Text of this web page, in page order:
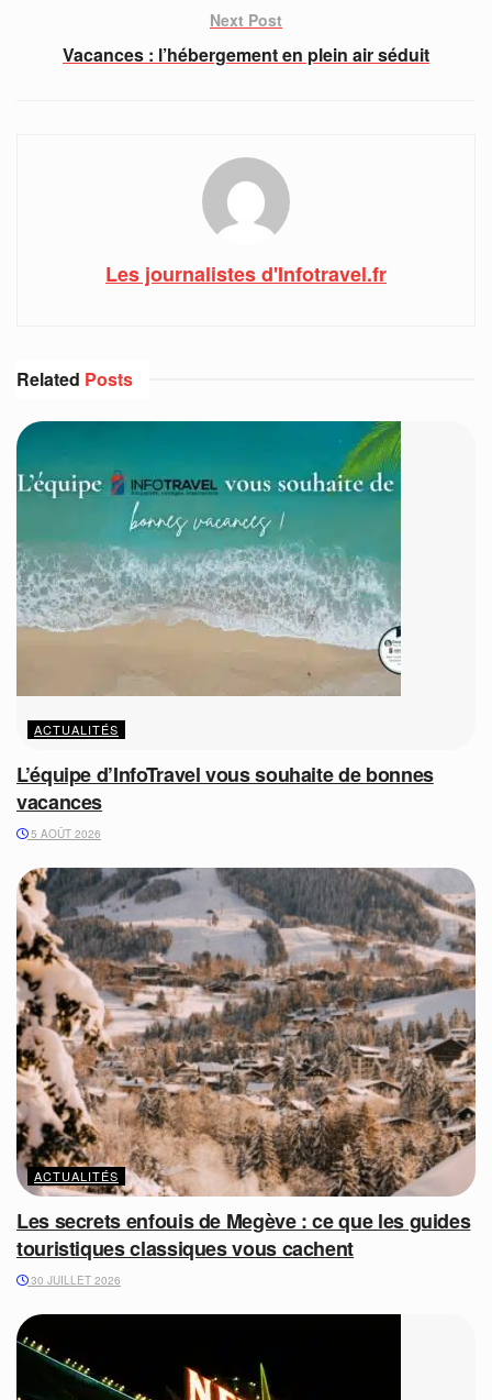
Next Post
Vacances : l’hébergement en plein air séduit
Les journalistes d'Infotravel.fr
Related Posts
ACTUALITÉS
L’équipe d’InfoTravel vous souhaite de bonnes
vacances
5 AOÛT 2026
ACTUALITÉS
Les secrets enfouis de Megève : ce que les guides
touristiques classiques vous cachent
30 JUILLET 2026